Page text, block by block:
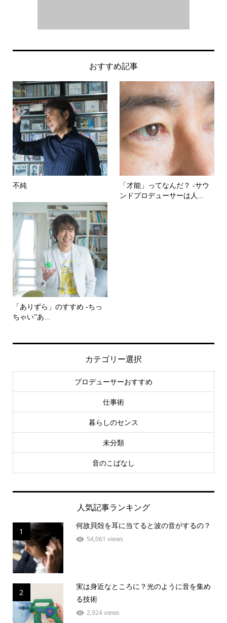
おすすめ記事
不純
「才能」ってなんだ？ -サウ
ンドプロデューサーは人...
「ありずら」のすすめ -ちっ
ちゃい”あ...
カテゴリー選択
プロデューサーおすすめ
仕事術
暮らしのセンス
未分類
音のこばなし
人気記事ランキング
1
何故貝殻を耳に当てると波の音がするの？
54,061 views
2
実は身近なところに？光のように音を集め
る技術
2,924 views